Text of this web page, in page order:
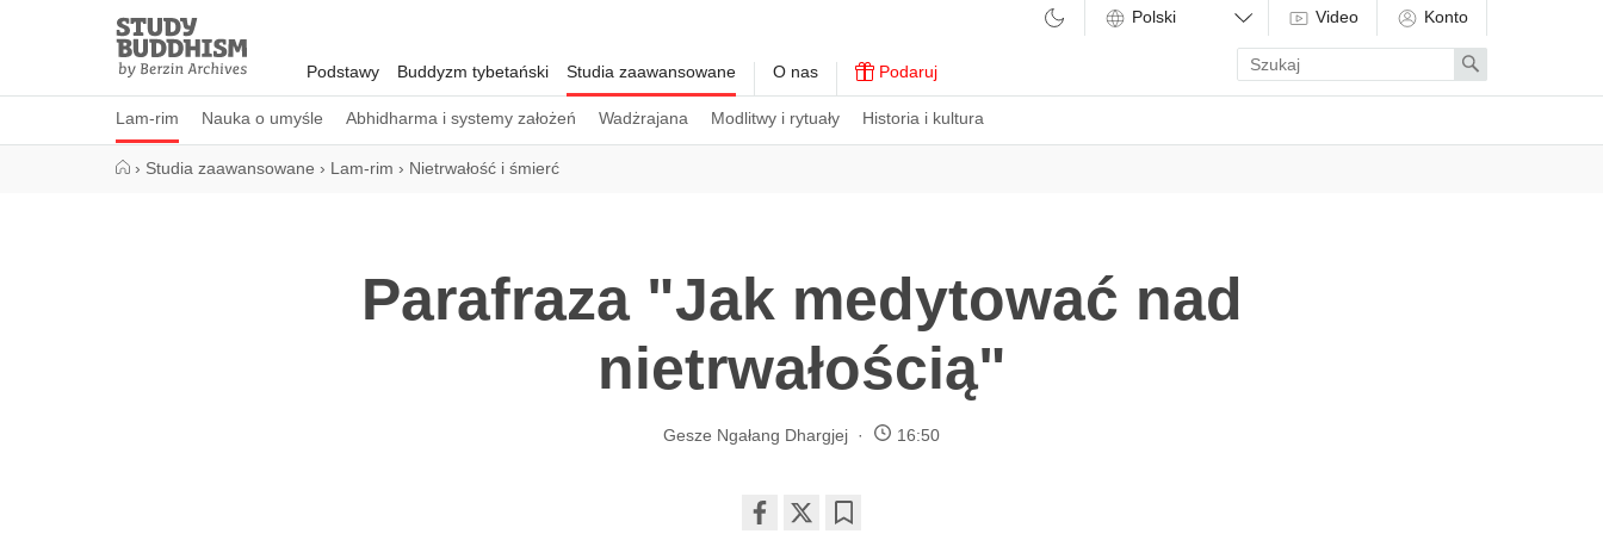
Study
Buddhism
Home
Podstawy Buddyzm tybetański Studia zaawansowane
Lam-rim Nauka o umyśle Abhidharma i systemy założeń Wadżrajana Modlitwy i rytuały Historia i kultura
O nas Podaruj
Video Konto
Enter
search
term
Search
› Studia zaawansowane › Lam-rim › Nietrwałość i śmierć
Parafraza "Jak medytować nad
nietrwałością"
Gesze Ngałang Dhargjej 16:50